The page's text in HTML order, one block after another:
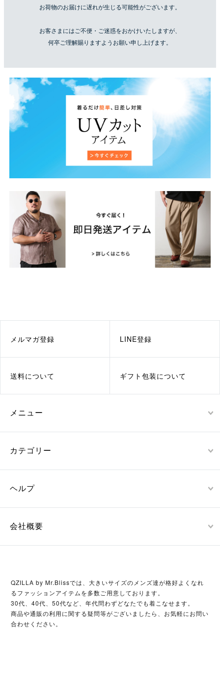
お荷物のお届けに遅れが生じる可能性がございます。
お客さまにはご不便・ご迷惑をおかけいたしますが、
何卒ご理解賜りますようお願い申し上げます。
メルマガ登録 LINE登録
送料について ギフト包装について
メニュー
カテゴリー
ヘルプ
会社概要
QZILLA by Mr.Blissでは、大きいサイズのメンズ達が格好よくなれ
るファッションアイテムを多数ご用意しております。
30代、40代、50代など、年代問わずどなたでも着こなせます。
商品や通販の利用に関する疑問等がございましたら、お気軽にお問い
合わせください。